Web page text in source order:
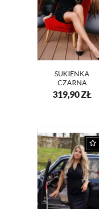
SUKIENKA
CZARNA
WIECZOROWA Z
KORONKI KM289
319,90ZŁ